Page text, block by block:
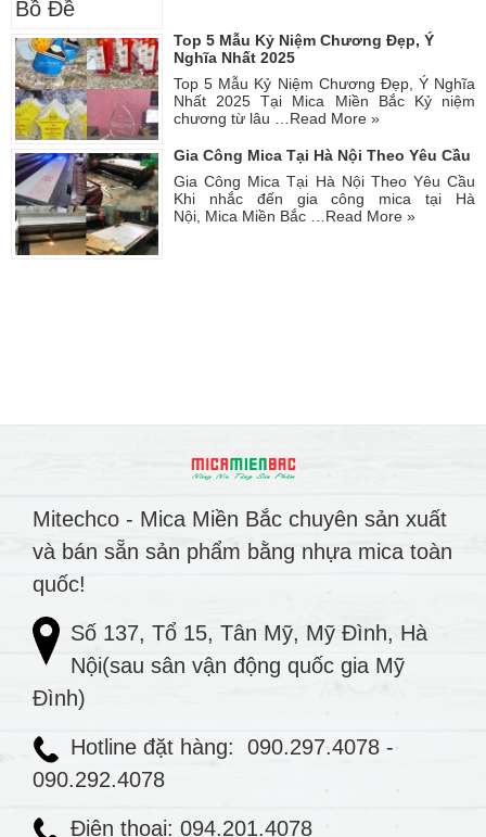
Top 5 Mẫu Kỷ Niệm Chương Đẹp, Ý
Nghĩa Nhất 2025
Top 5 Mẫu Kỷ Niệm Chương Đẹp, Ý Nghĩa
Nhất 2025 Tại Mica Miền Bắc Kỷ niệm
chương từ lâu … Read More »
Gia Công Mica Tại Hà Nội Theo Yêu Cầu
Gia Công Mica Tại Hà Nội Theo Yêu Cầu
Khi nhắc đến gia công mica tại Hà
Nội, Mica Miền Bắc … Read More »
Mitechco - Mica Miền Bắc chuyên sản xuất
và bán sẵn sản phẩm bằng nhựa mica toàn
quốc!
Số 137, Tổ 15, Tân Mỹ, Mỹ Đình, Hà
Nội(sau sân vận động quốc gia Mỹ
Đình)
Hotline đặt hàng: 090.297.4078 -
090.292.4078
Điện thoại: 094.201.4078